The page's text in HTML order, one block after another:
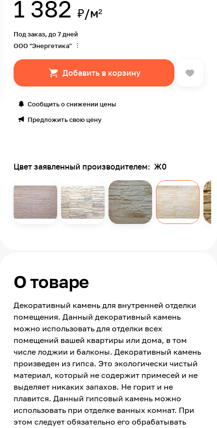
1 382 ₽/м²
Под заказ, до 7 дней
ООО "Энергетика"
Добавить в корзину
Сообщить о снижении цены
Предложить свою цену
Цвет заявленный производителем: Ж0
О товаре
Декоративный камень для внутренней отделки
помещения. Данный декоративный камень
можно использовать для отделки всех
помещений вашей квартиры или дома, в том
числе лоджии и балконы. Декоративный камень
произведен из гипса. Это экологически чистый
материал, который не содержит примесей и не
выделяет никаких запахов. Не горит и не
плавится. Данный гипсовый камень можно
использовать при отделке ванных комнат. При
этом следует обязательно его обрабатывать